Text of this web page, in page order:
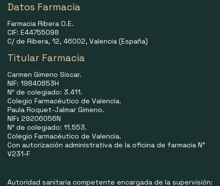
Datos Farmacia
Farmacia Ribera O.E.
CIF: E44755098
C/ de Ribera, 12, 46002, Valencia (España)
Titular Farmacia
Carmen Gimeno Siscar.
NIF: 19840853H
Nº de colegiado: 3.411.
Colegio Farmacéutico de Valencia.
Paula Roquet-Jalmar Gimeno.
NIF: 29206056N
Nº de colegiado: 11.553.
Colegio Farmacéutico de Valencia.
Con autorización administrativa de la oficina de farmacia N°
V231-F
Autoridad sanitaria competente encargada de la supervisión: